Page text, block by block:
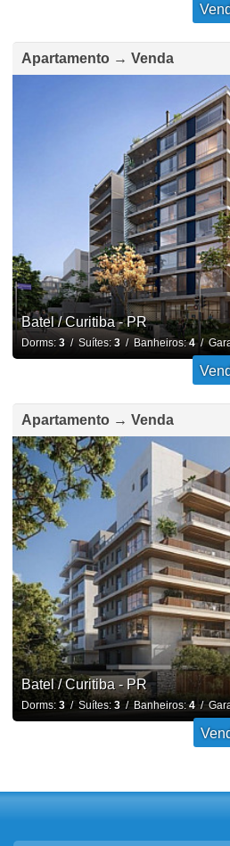
Apartamento → Venda
Batel / Curitiba - PR
Dorms: 3/ Suítes: 3/ Banheiros:4/
Apartamento → Venda
Batel / Curitiba - PR
Dorms: 3/ Suítes: 3/ Banheiros:4/